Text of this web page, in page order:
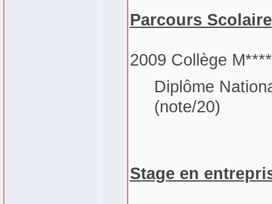
Parcours Scolaire
2009 Collège
Diplôme
(note/20)
Stage en